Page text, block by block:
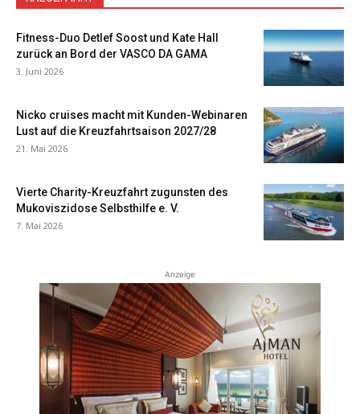
Fitness-Duo Detlef Soost und Kate Hall
zurück an Bord der VASCO DA GAMA
3. Juni 2026
Nicko cruises macht mit Kunden-Webinaren
Lust auf die Kreuzfahrtsaison 2027/28
21. Mai 2026
Vierte Charity-Kreuzfahrt zugunsten des
Mukoviszidose Selbsthilfe e. V.
7. Mai 2026
Anzeige